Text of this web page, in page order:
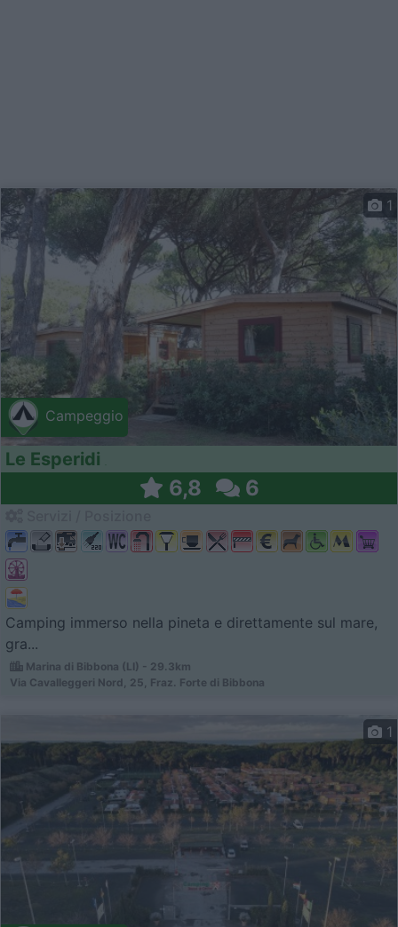
Campeggio
1
Le Esperidi
6,8 6
Camping immerso nella pineta e direttamente sul mare,
gra...
Marina di Bibbona (LI) - 29.3km
Via Cavalleggeri Nord, 25, Fraz. Forte di Bibbona
1